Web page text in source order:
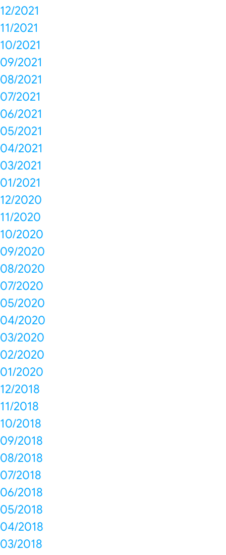
12/2021
11/2021
10/2021
09/2021
08/2021
07/2021
06/2021
05/2021
04/2021
03/2021
01/2021
12/2020
11/2020
10/2020
09/2020
08/2020
07/2020
05/2020
04/2020
03/2020
02/2020
01/2020
12/2018
11/2018
10/2018
09/2018
08/2018
07/2018
06/2018
05/2018
04/2018
03/2018